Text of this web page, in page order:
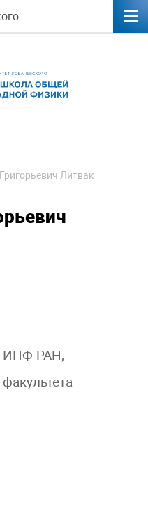
Литвак
ИПФ РАН,